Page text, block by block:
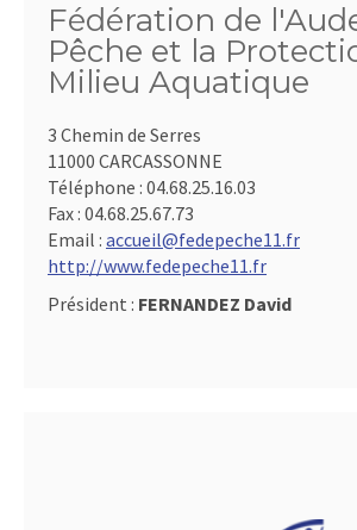
Fédération de
Pêche et la
Milieu Aquatique
3 Chemin de Serres
11000 CARCASSONNE
Téléphone : 04.68.25.16.03
Fax : 04.68.25.67.73
Email : accueil@fedepeche11.fr
http://www.fedepeche11.fr
Président : FERNANDEZ David